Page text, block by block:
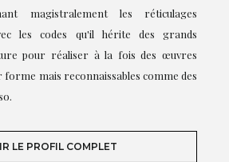
magistralement les réticulages
les codes qu'il hérite des grands
pour réaliser à la fois des œuvres
mais reconnaissables comme des
LE PROFIL COMPLET